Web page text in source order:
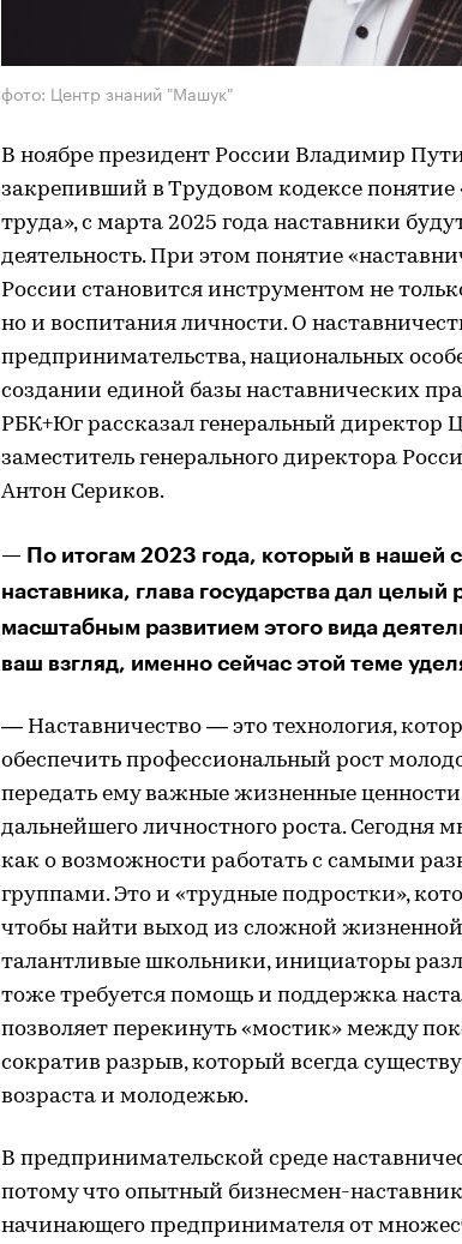
фото: Центр знаний "Машук"
В ноябре президент России Владимир
закрепивший в Трудовом кодексе понятие
труда», с марта 2025 года наставники
деятельность. При этом понятие
России становится инструментом не
но и воспитания личности. О
предпринимательства, национальных
создании единой базы наставнических
РБК+Юг рассказал генеральный директор
заместитель генерального директора
Антон Сериков.
— По итогам 2023 года, который в нашей
наставника, глава государства дал
масштабным развитием этого вида
ваш взгляд, именно сейчас этой теме
— Наставничество — это технология,
обеспечить профессиональный рост
передать ему важные жизненные ценности,
дальнейшего личностного роста. Сегодня
как о возможности работать с самыми
группами. Это и «трудные подростки»,
чтобы найти выход из сложной
талантливые школьники, инициаторы
тоже требуется помощь и поддержка
позволяет перекинуть «мостик» между
сократив разрыв, который всегда
возраста и молодежью.
В предпринимательской среде
потому что опытный бизнесмен-
начинающего предпринимателя от